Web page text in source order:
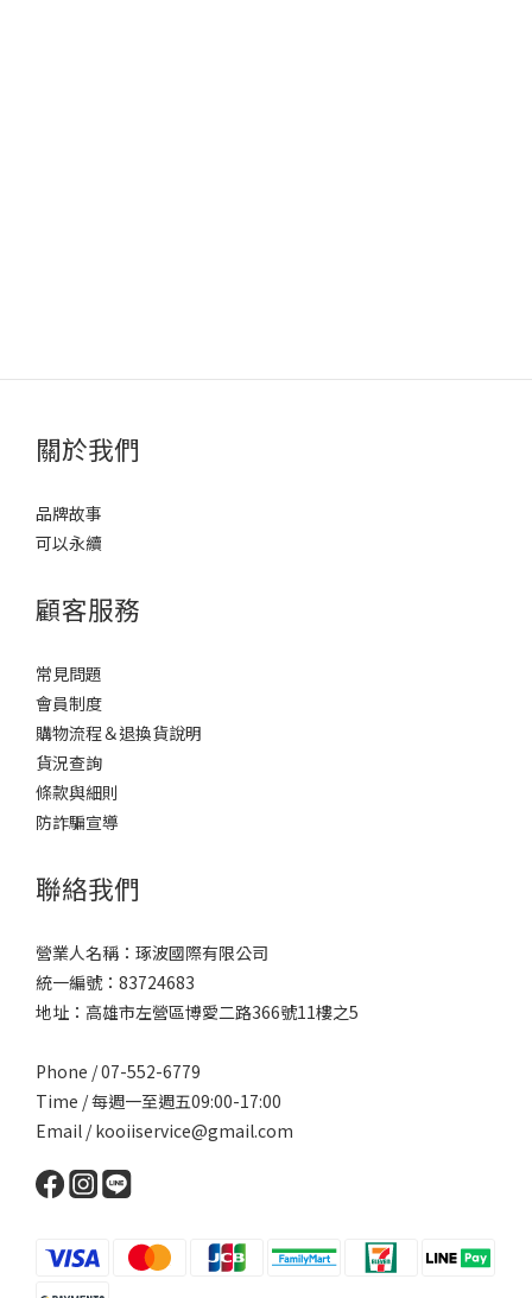
關於我們
品牌故事
可以永續
顧客服務
常見問題
會員制度
購物流程＆退換貨說明
貨況查詢
條款與細則
防詐騙宣導
聯絡我們
營業人名稱：琢波國際有限公司
統一編號：83724683
地址：高雄市左營區博愛二路366號11樓之5
Phone / 07-552-6779
Time / 每週一至週五09:00-17:00
Email /kooiiservice@gmail.com